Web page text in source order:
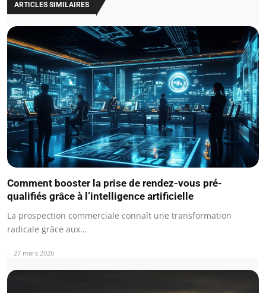
ARTICLES SIMILAIRES
Comment booster la prise de rendez-vous pré-
qualifiés grâce à l’intelligence artificielle
La prospection commerciale connaît une transformation
radicale grâce aux…
27 mars 2026